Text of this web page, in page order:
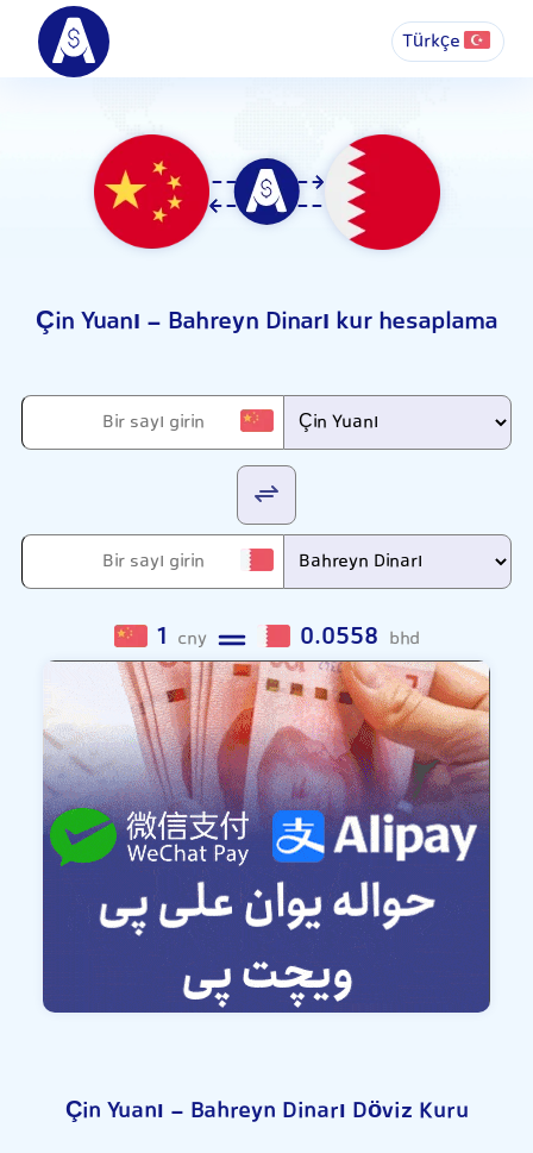
Türkçe
Çin Yuanı - Bahreyn Dinarı kur hesaplama
1 cny 0.0558 bhd
Çin Yuanı - Bahreyn Dinarı Döviz Kuru